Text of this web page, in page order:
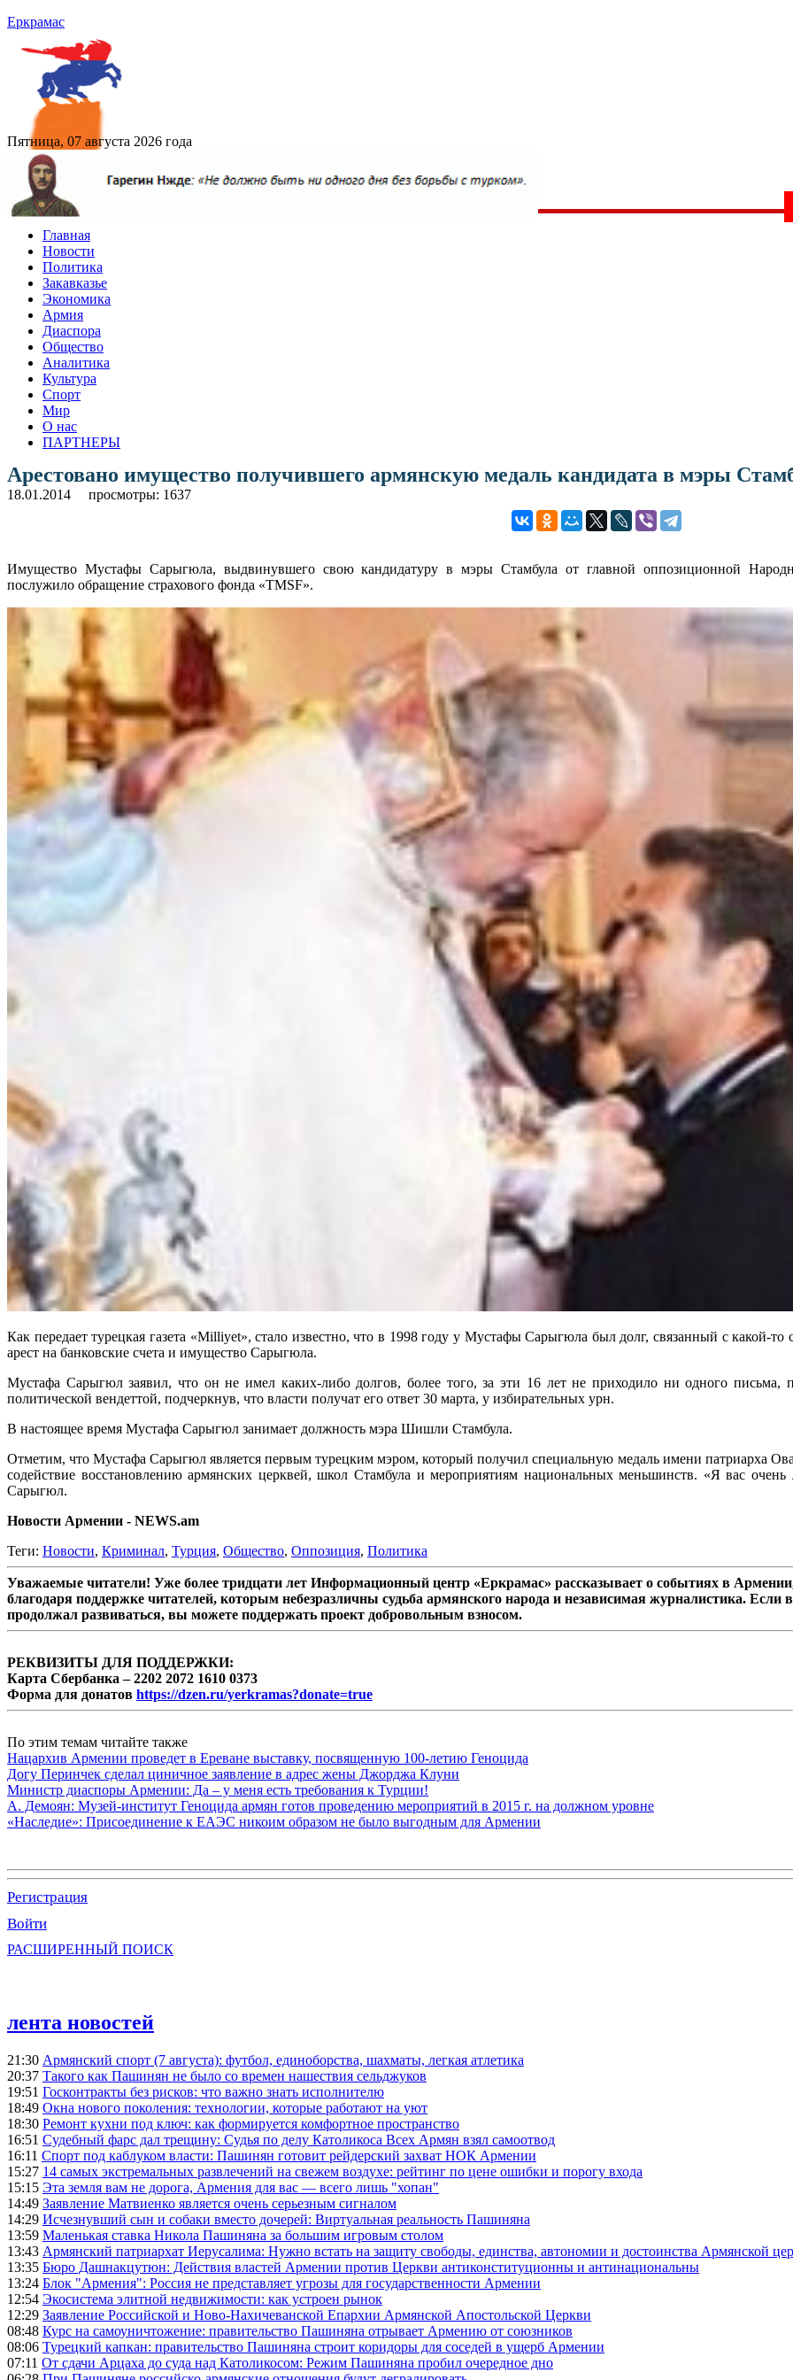
Еркрамас
Пятница, 07 августа 2026 года
Главная
Новости
Политика
Закавказье
Экономика
Армия
Диаспора
Общество
Аналитика
Культура
Спорт
Мир
О нас
ПАРТНЕРЫ
Арестовано имущество получившего армянскую медаль кандидата в мэры
18.01.2014 просмотры: 1637
Имущество Мустафы Сарыгюла, выдвинувшего свою кандидатуру в мэры Стамбула от главной оппозиционной
послужило обращение страхового фонда «TMSF».
Как передает турецкая газета «Milliyet», стало известно, что в 1998 году у Мустафы Сарыгюла был долг, связанный с какой-
арест на банковские счета и имущество Сарыгюла.
Мустафа Сарыгюл заявил, что он не имел каких-либо долгов, более того, за эти 16 лет не приходило ни одного письма,
политической вендеттой, подчеркнув, что власти получат его ответ 30 марта, у избирательных урн.
В настоящее время Мустафа Сарыгюл занимает должность мэра Шишли Стамбула.
Отметим, что Мустафа Сарыгюл является первым турецким мэром, который получил специальную медаль имени патриарха
содействие восстановлению армянских церквей, школ Стамбула и мероприятиям национальных меньшинств. «Я вас
Сарыгюл.
Новости Армении - NEWS.am
Теги: Новости, Криминал, Турция, Общество, Оппозиция, Политика
Уважаемые читатели! Уже более тридцати лет Информационный центр «Еркрамас» рассказывает о событиях в
благодаря поддержке читателей, которым небезразличны судьба армянского народа и независимая журналистика.
продолжал развиваться, вы можете поддержать проект добровольным взносом.
РЕКВИЗИТЫ ДЛЯ ПОДДЕРЖКИ:
Карта Сбербанка – 2202 2072 1610 0373
Форма для донатов https://dzen.ru/yerkramas?donate=true
По этим темам читайте также
Нацархив Армении проведет в Ереване выставку, посвященную 100-летию Геноцида
Догу Перинчек сделал циничное заявление в адрес жены Джорджа Клуни
Министр диаспоры Армении: Да – у меня есть требования к Турции!
А. Демоян: Музей-институт Геноцида армян готов проведению мероприятий в 2015 г. на должном уровне
«Наследие»: Присоединение к ЕАЭС никоим образом не было выгодным для Армении
Регистрация
Войти
РАСШИРЕННЫЙ ПОИСК
лента новостей
21:30 Армянский спорт (7 августа): футбол, единоборства, шахматы, легкая атлетика
20:37 Такого как Пашинян не было со времен нашествия сельджуков
19:51 Госконтракты без рисков: что важно знать исполнителю
18:49 Окна нового поколения: технологии, которые работают на уют
18:30 Ремонт кухни под ключ: как формируется комфортное пространство
16:51 Судебный фарс дал трещину: Судья по делу Католикоса Всех Армян взял самоотвод
16:11 Спорт под каблуком власти: Пашинян готовит рейдерский захват НОК Армении
15:27 14 самых экстремальных развлечений на свежем воздухе: рейтинг по цене ошибки и порогу входа
15:15 Эта земля вам не дорога, Армения для вас — всего лишь "хопан"
14:49 Заявление Матвиенко является очень серьезным сигналом
14:29 Исчезнувший сын и собаки вместо дочерей: Виртуальная реальность Пашиняна
13:59 Маленькая ставка Никола Пашиняна за большим игровым столом
13:43 Армянский патриархат Иерусалима: Нужно встать на защиту свободы, единства, автономии и достоинства Армянской
13:35 Бюро Дашнакцутюн: Действия властей Армении против Церкви антиконституционны и антинациональны
13:24 Блок "Армения": Россия не представляет угрозы для государственности Армении
12:54 Экосистема элитной недвижимости: как устроен рынок
12:29 Заявление Российской и Ново-Нахичеванской Епархии Армянской Апостольской Церкви
08:48 Курс на самоуничтожение: правительство Пашиняна отрывает Армению от союзников
08:06 Турецкий капкан: правительство Пашиняна строит коридоры для соседей в ущерб Армении
07:11 От сдачи Арцаха до суда над Католикосом: Режим Пашиняна пробил очередное дно